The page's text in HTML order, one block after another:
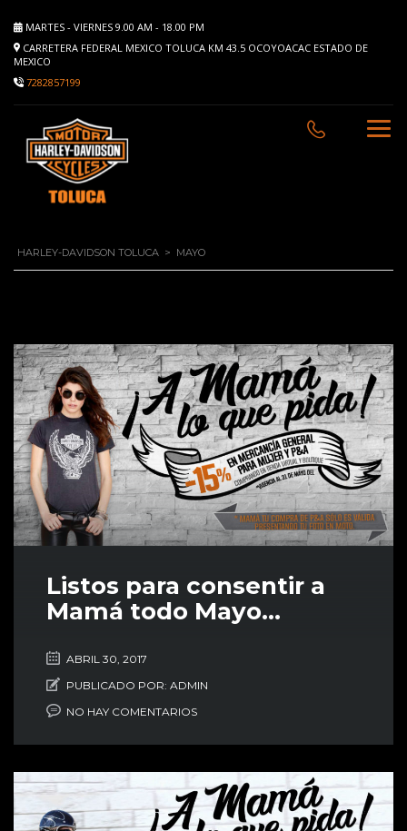
MARTES - VIERNES 9.00 AM - 18.00 PM
CARRETERA FEDERAL MEXICO TOLUCA KM 43.5 OCOYOACAC ESTADO DE
MEXICO
7282857199
HARLEY-DAVIDSON TOLUCA > MAYO
Listos para consentir a
Mamá todo Mayo…
ABRIL 30, 2017
PUBLICADO POR: ADMIN
NO HAY COMENTARIOS